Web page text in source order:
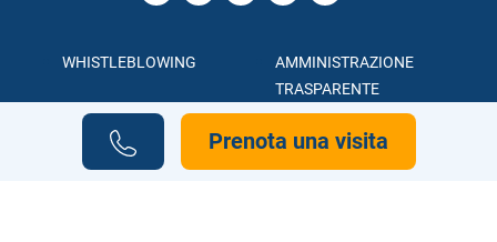
WHISTLEBLOWING
AMMINISTRAZIONE
TRASPARENTE
ACCESSIBILITÀ
COOKIE POLICY
Prenota una visita